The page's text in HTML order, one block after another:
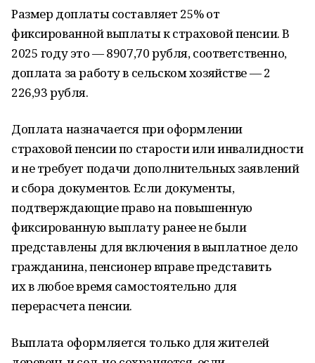
Размер доплаты составляет 25% от
фиксированной выплаты к страховой пенсии. В
2025 году это — 8907,70 рубля, соответственно,
доплата за работу в сельском хозяйстве — 2
226,93 рубля.
Доплата назначается при оформлении
страховой пенсии по старости или инвалидности
и не требует подачи дополнительных заявлений
и сбора документов. Если документы,
подтверждающие право на повышенную
фиксированную выплату ранее не были
представлены для включения в выплатное дело
гражданина, пенсионер вправе представить
их в любое время самостоятельно для
перерасчета пенсии.
Выплата оформляется только для жителей